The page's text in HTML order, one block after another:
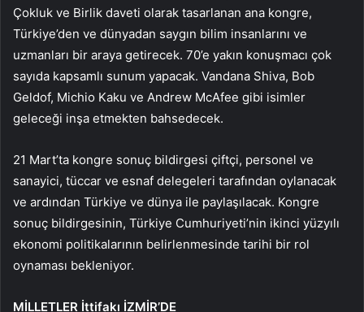
Çokluk ve Birlik daveti olarak tasarlanan ana kongre,
Türkiye’den ve dünyadan saygın bilim insanlarını ve
uzmanları bir araya getirecek. 70’e yakın konuşmacı çok
sayıda kapsamlı sunum yapacak. Vandana Shiva, Bob
Geldof, Michio Kaku ve Andrew McAfee gibi isimler
geleceği inşa etmekten bahsedecek.
21 Mart’ta kongre sonuç bildirgesi çiftçi, personel ve
sanayici, tüccar ve esnaf delegeleri tarafından oylanacak
ve ardından Türkiye ve dünya ile paylaşılacak. Kongre
sonuç bildirgesinin, Türkiye Cumhuriyeti’nin ikinci yüzyılı
ekonomi politikalarının belirlenmesinde tarihi bir rol
oynaması bekleniyor.
MİLLETLER İttifakı İZMİR’DE